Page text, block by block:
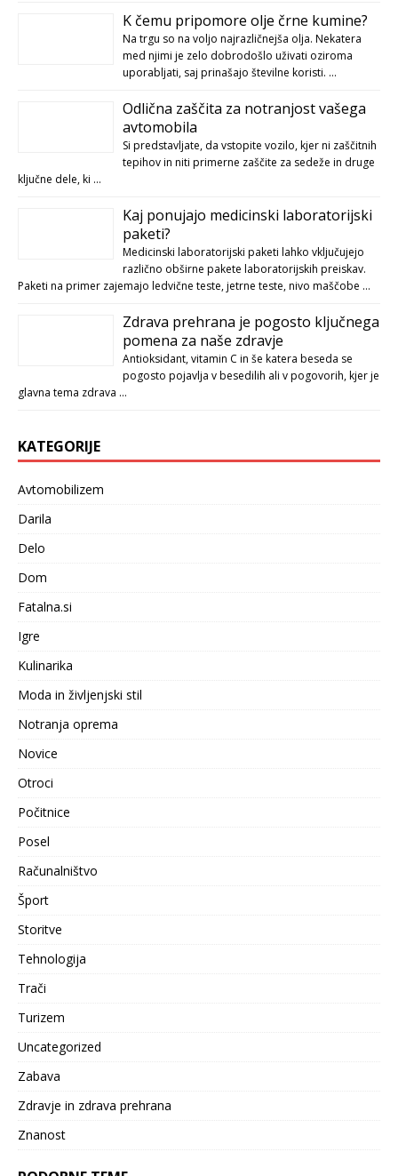
K čemu pripomore olje črne kumine?
Na trgu so na voljo najrazličnejša olja. Nekatera
med njimi je zelo dobrodošlo uživati oziroma
uporabljati, saj prinašajo številne koristi. …
Odlična zaščita za notranjost vašega
avtomobila
Si predstavljate, da vstopite vozilo, kjer ni zaščitnih
tepihov in niti primerne zaščite za sedeže in druge
ključne dele, ki …
Kaj ponujajo medicinski laboratorijski
paketi?
Medicinski laboratorijski paketi lahko vključujejo
različno obširne pakete laboratorijskih preiskav.
Paketi na primer zajemajo ledvične teste, jetrne teste, nivo maščobe …
Zdrava prehrana je pogosto ključnega
pomena za naše zdravje
Antioksidant, vitamin C in še katera beseda se
pogosto pojavlja v besedilih ali v pogovorih, kjer je
glavna tema zdrava …
KATEGORIJE
Avtomobilizem
Darila
Delo
Dom
Fatalna.si
Igre
Kulinarika
Moda in življenjski stil
Notranja oprema
Novice
Otroci
Počitnice
Posel
Računalništvo
Šport
Storitve
Tehnologija
Trači
Turizem
Uncategorized
Zabava
Zdravje in zdrava prehrana
Znanost